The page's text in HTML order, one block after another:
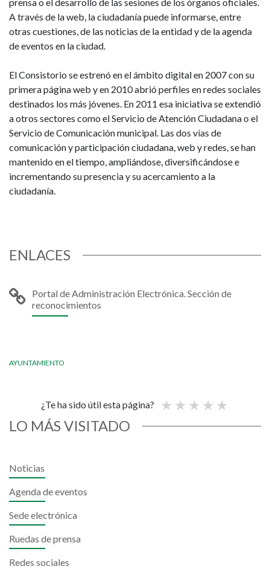
A través de la web, la ciudadanía puede informarse, entre
otras cuestiones, de las noticias de la entidad y de la agenda
de eventos en la ciudad.
El Consistorio se estrenó en el ámbito digital en 2007 con su
primera página web y en 2010 abrió perfiles en redes sociales
destinados los más jóvenes. En 2011 esa iniciativa se extendió
a otros sectores como el Servicio de Atención Ciudadana o el
Servicio de Comunicación municipal. Las dos vías de
comunicación y participación ciudadana, web y redes, se han
mantenido en el tiempo, ampliándose, diversificándose e
incrementando su presencia y su acercamiento a la
ciudadanía.
ENLACES
Portal de Administración Electrónica. Sección de
reconocimientos
AYUNTAMIENTO
¿Te ha sido útil esta página?
LO MÁS VISITADO
Noticias
Agenda de eventos
Sede electrónica
Ruedas de prensa
Redes sociales